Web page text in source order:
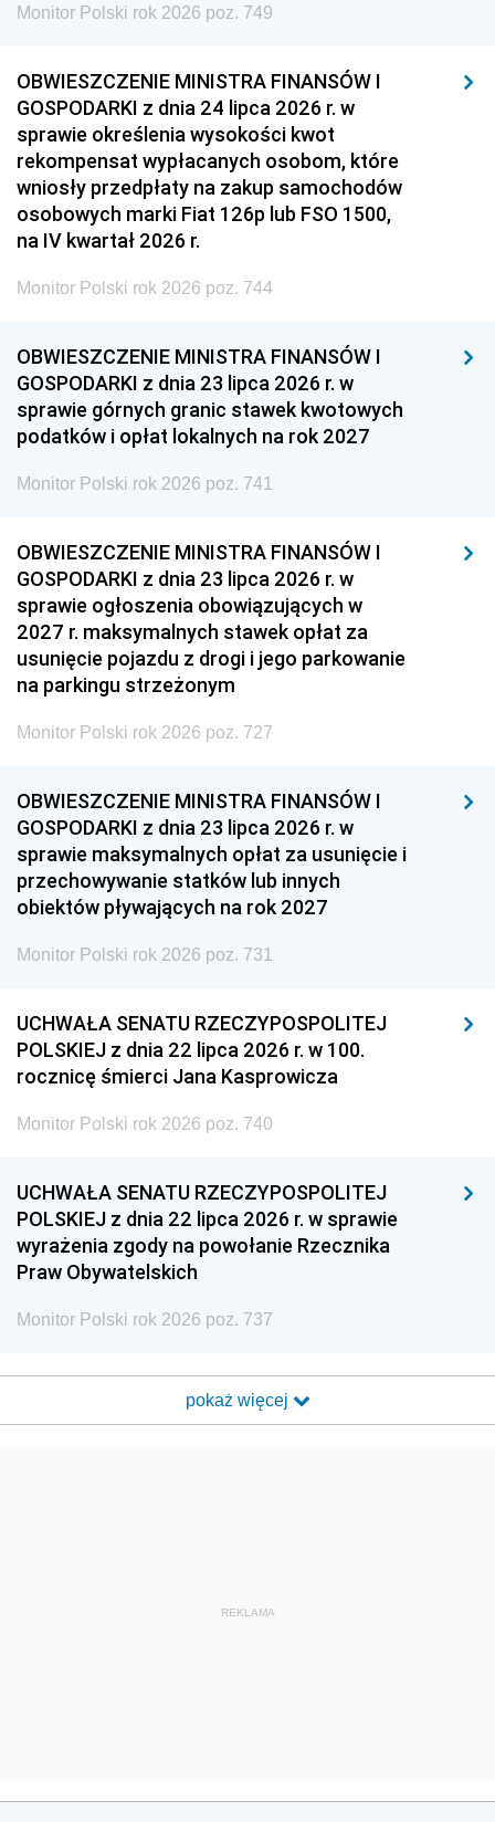
Monitor Polski rok 2026 poz. 749
OBWIESZCZENIE MINISTRA FINANSÓW I
GOSPODARKI z dnia 24 lipca 2026 r. w
sprawie określenia wysokości kwot
rekompensat wypłacanych osobom, które
wniosły przedpłaty na zakup samochodów
osobowych marki Fiat 126p lub FSO 1500,
na IV kwartał 2026 r.
Monitor Polski rok 2026 poz. 744
OBWIESZCZENIE MINISTRA FINANSÓW I
GOSPODARKI z dnia 23 lipca 2026 r. w
sprawie górnych granic stawek kwotowych
podatków i opłat lokalnych na rok 2027
Monitor Polski rok 2026 poz. 741
OBWIESZCZENIE MINISTRA FINANSÓW I
GOSPODARKI z dnia 23 lipca 2026 r. w
sprawie ogłoszenia obowiązujących w
2027 r. maksymalnych stawek opłat za
usunięcie pojazdu z drogi i jego parkowanie
na parkingu strzeżonym
Monitor Polski rok 2026 poz. 727
OBWIESZCZENIE MINISTRA FINANSÓW I
GOSPODARKI z dnia 23 lipca 2026 r. w
sprawie maksymalnych opłat za usunięcie i
przechowywanie statków lub innych
obiektów pływających na rok 2027
Monitor Polski rok 2026 poz. 731
UCHWAŁA SENATU RZECZYPOSPOLITEJ
POLSKIEJ z dnia 22 lipca 2026 r. w 100.
rocznicę śmierci Jana Kasprowicza
Monitor Polski rok 2026 poz. 740
UCHWAŁA SENATU RZECZYPOSPOLITEJ
POLSKIEJ z dnia 22 lipca 2026 r. w sprawie
wyrażenia zgody na powołanie Rzecznika
Praw Obywatelskich
Monitor Polski rok 2026 poz. 737
pokaż więcej
REKLAMA